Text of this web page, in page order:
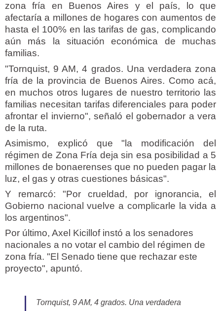
zona fría en Buenos Aires y el país, lo que
afectaría a millones de hogares con aumentos de
hasta el 100% en las tarifas de gas, complicando
aún más la situación económica de muchas
familias.
"Tornquist, 9 AM, 4 grados. Una verdadera zona
fría de la provincia de Buenos Aires. Como acá,
en muchos otros lugares de nuestro territorio las
familias necesitan tarifas diferenciales para poder
afrontar el invierno", señaló el gobernador a vera
de la ruta.
Asimismo, explicó que "la modificación del
régimen de Zona Fría deja sin esa posibilidad a 5
millones de bonaerenses que no pueden pagar la
luz, el gas y otras cuestiones básicas".
Y remarcó: "Por crueldad, por ignorancia, el
Gobierno nacional vuelve a complicarle la vida a
los argentinos".
Por último, Axel Kicillof instó a los senadores
nacionales a no votar el cambio del régimen de
zona fría. "El Senado tiene que rechazar este
proyecto", apuntó.
Tornquist, 9 AM, 4 grados. Una verdadera